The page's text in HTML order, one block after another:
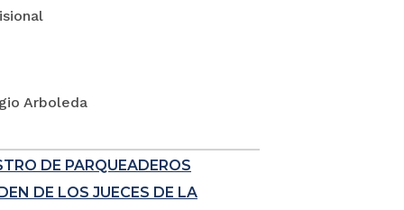
Arboleda
DE PARQUEADEROS
DE LOS JUECES DE LA